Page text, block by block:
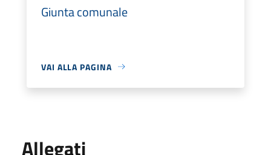
Giunta comunale
VAI ALLA PAGINA
Allegati